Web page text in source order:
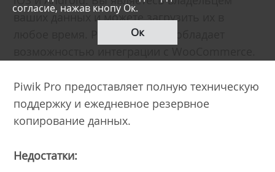
ваших данных и можете загрузить их в
любое время. Piwik Pro также обладает
Piwik Pro предоставляет полную техническую
поддержку и ежедневное резервное
копирование данных.
Недостатки:
согласие, нажав кнопу Ок.
Ок